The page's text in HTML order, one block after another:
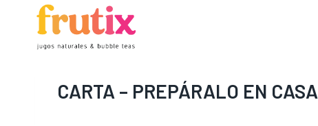
content
CARTA – PREPÁRALO EN CASA